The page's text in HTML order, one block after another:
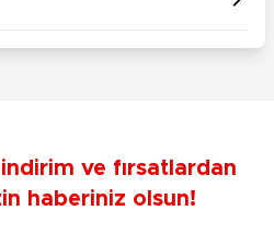
ve fırsatlardan
haberiniz olsun!